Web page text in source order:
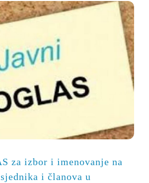
za izbor i imenovanje na
i članova u